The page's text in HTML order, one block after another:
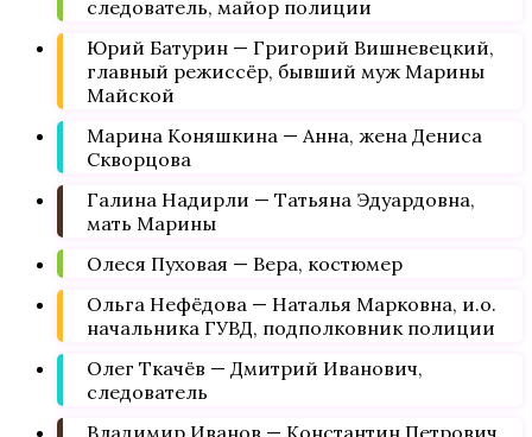
следователь, майор полиции
Юрий Батурин — Григорий Вишневецкий,
главный режиссёр, бывший муж Марины
Майской
Марина Коняшкина — Анна, жена Дениса
Скворцова
Галина Надирли — Татьяна Эдуардовна,
мать Марины
Олеся Пуховая — Вера, костюмер
Ольга Нефёдова — Наталья Марковна, и.о.
начальника ГУВД, подполковник полиции
Олег Ткачёв — Дмитрий Иванович,
следователь
Владимир Иванов — Константин Петрович